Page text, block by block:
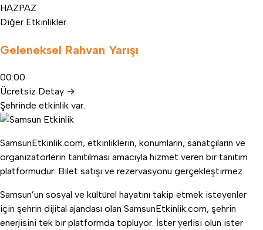
HAZPAZ
Diğer Etkinlikler
Geleneksel Rahvan Yarışı
00:00·
Ücretsiz Detay →
Şehrinde etkinlik var.
SamsunEtkinlik.com, etkinliklerin, konumların, sanatçıların ve
organizatörlerin tanıtılması amacıyla hizmet veren bir tanıtım
platformudur. Bilet satışı ve rezervasyonu gerçekleştirmez.
Samsun’un sosyal ve kültürel hayatını takip etmek isteyenler
için şehrin dijital ajandası olan SamsunEtkinlik.com, şehrin
enerjisini tek bir platformda topluyor. İster yerlisi olun ister